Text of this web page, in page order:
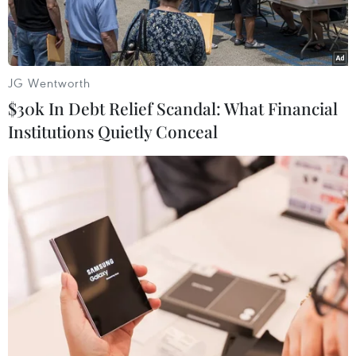
Binh sỹ Ukraine vận chuyển tên lửa chống tăng Javelin do Mỹ hỗ
trợ tại sân bay Boryspil ở Kiev. (Ảnh: AFP/TTXVN)
Ngày 13/3, Bỉ - Chủ tịch luân phiên của Liên
minh châu Âu (EU) - tuyên bố các nước thuộc
khối này đã đồng ý cung cấp 5 tỷ euro viện trợ
JG Wentworth
$30k In Debt Relief Scandal: What Financial
Institutions Quietly Conceal